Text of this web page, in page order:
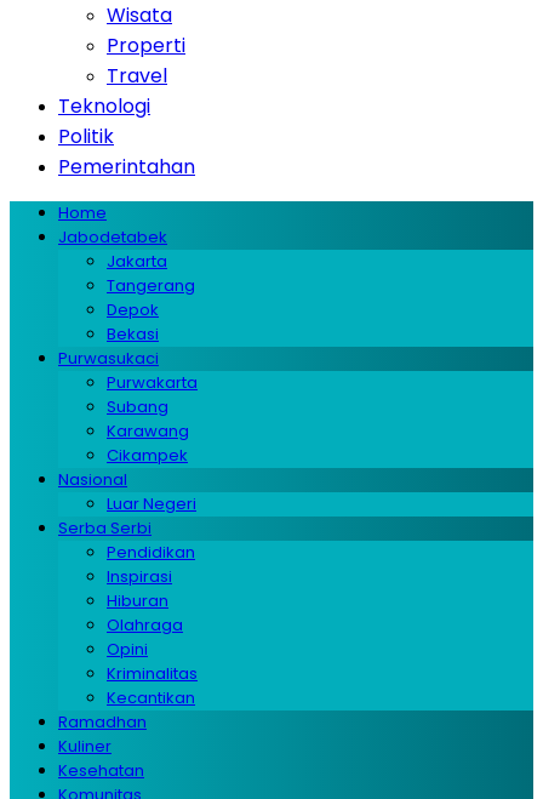
Wisata
Properti
Travel
Teknologi
Politik
Pemerintahan
Home
Jabodetabek
Jakarta
Tangerang
Depok
Bekasi
Purwasukaci
Purwakarta
Subang
Karawang
Cikampek
Nasional
Luar Negeri
Serba Serbi
Pendidikan
Inspirasi
Hiburan
Olahraga
Opini
Kriminalitas
Kecantikan
Ramadhan
Kuliner
Kesehatan